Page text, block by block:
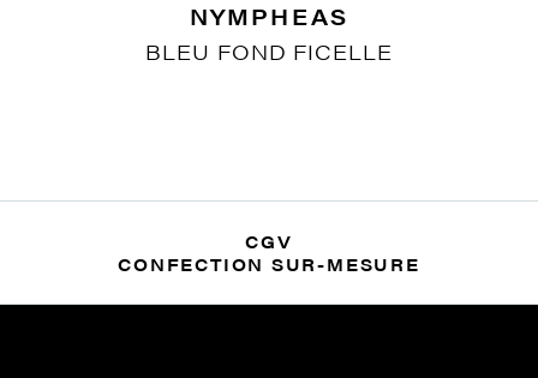
NYMPHEAS
BLEU FOND FICELLE
CGV
CONFECTION SUR-MESURE